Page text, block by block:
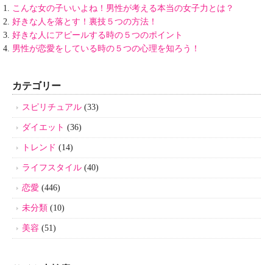
こんな女の子いいよね！男性が考える本当の女子力とは？
好きな人を落とす！裏技５つの方法！
好きな人にアピールする時の５つのポイント
男性が恋愛をしている時の５つの心理を知ろう！
カテゴリー
スピリチュアル (33)
ダイエット (36)
トレンド (14)
ライフスタイル (40)
恋愛 (446)
未分類 (10)
美容 (51)